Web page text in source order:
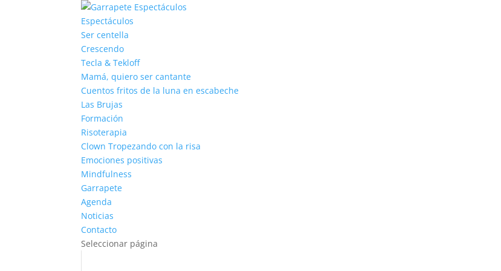
Espectáculos
Ser centella
Crescendo
Tecla & Tekloff
Mamá, quiero ser cantante
Cuentos fritos de la luna en escabeche
Las Brujas
Formación
Risoterapia
Clown Tropezando con la risa
Emociones positivas
Mindfulness
Garrapete
Agenda
Noticias
Contacto
Seleccionar página